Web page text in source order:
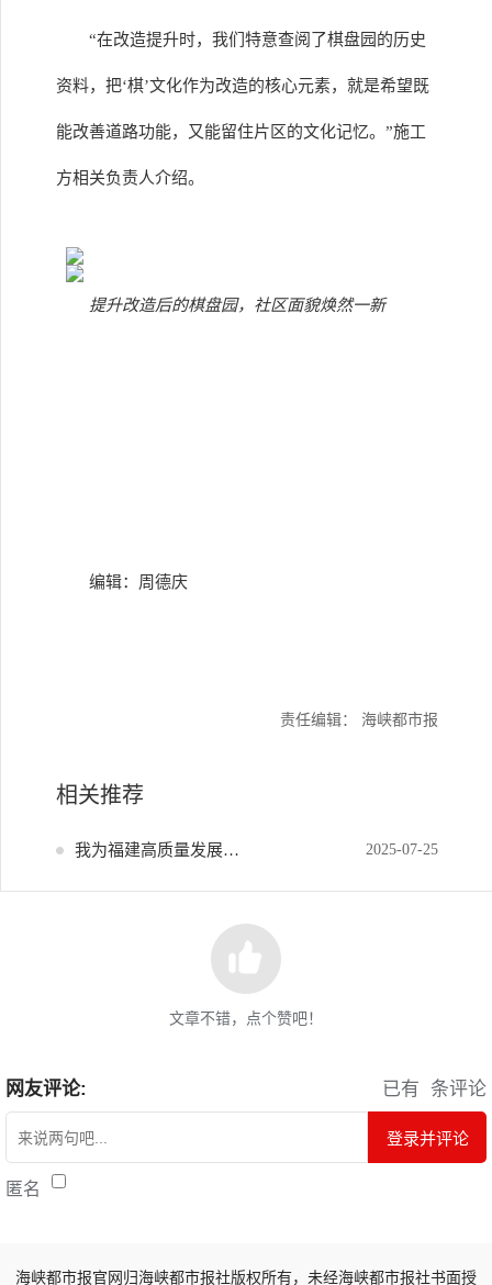
“在改造提升时，我们特意查阅了棋盘园的历史
资料，把‘棋’文化作为改造的核心元素，就是希望既
能改善道路功能，又能留住片区的文化记忆。”施工
方相关负责人介绍。
提升改造后的棋盘园，社区面貌焕然一新
编辑：周德庆
责任编辑： 海峡都市报
相关推荐
我为福建高质量发展献策 2025-07-25
文章不错，点个赞吧！
网友评论: 已有 条评论
登录并评论
匿名
海峡都市报官网归海峡都市报社版权所有，未经海峡都市报社书面授